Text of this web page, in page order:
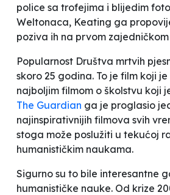
police sa trofejima i blijedim
Weltonaca, Keating ga
poziva ih na prvom zajedničkom
Popularnost Društva mrtvih
skoro 25 godina. To je film koji
najboljim filmom o školstvu koji
The Guardian ga je proglasio
najinspirativnijih filmova svih
stoga može poslužiti u tekućoj
humanističkim naukama.
Sigurno su to bile interesantne
humanističke nauke. Od krize